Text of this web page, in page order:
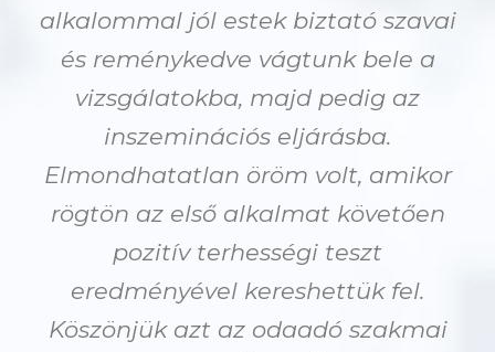
alkalommal jól estek biztató szavai
és reménykedve vágtunk bele a
vizsgálatokba, majd pedig az
inszeminációs eljárásba.
Elmondhatatlan öröm volt, amikor
rögtön az első alkalmat követően
pozitív terhességi teszt
eredményével kereshettük fel.
Köszönjük azt az odaadó szakmai